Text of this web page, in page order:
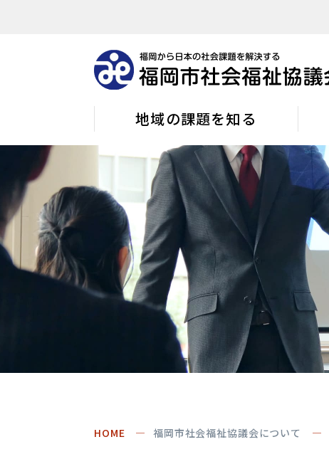
地域の課題を知る
HOME 福岡市社会福祉協議会について